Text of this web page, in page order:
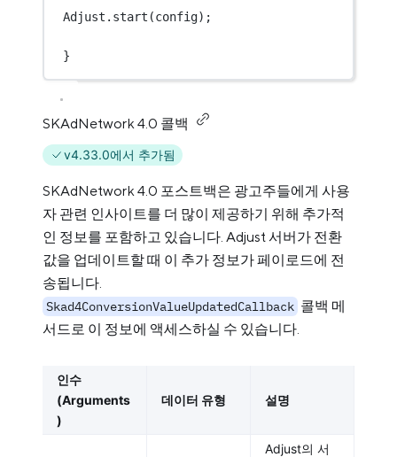
Adjust . start (config);
}
SKAdNetwork 4.0 콜백
v4.33.0에서 추가됨
SKAdNetwork 4.0 포스트백은 광고주들에게 사용
자 관련 인사이트를 더 많이 제공하기 위해 추가적
인 정보를 포함하고 있습니다. Adjust 서버가 전환
값을 업데이트할 때 이 추가 정보가 페이로드에 전
송됩니다.
Skad4ConversionValueUpdatedCallback 콜백 메
서드로 이 정보에 액세스하실 수 있습니다.
인수
(Arguments
)
데이터 유형 설명
Adjust의 서